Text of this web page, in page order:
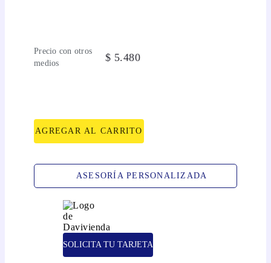
Precio con otros
medios
$ 5.480
AGREGAR AL CARRITO
ASESORÍA PERSONALIZADA
SOLICITA TU TARJETA